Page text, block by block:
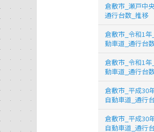
倉敷市_瀬戸中
通行台数_推移
倉敷市_令和1年
動車道_通行台
倉敷市_令和1年
動車道_通行台
倉敷市_平成30
自動車道_通行
倉敷市_平成30
自動車道_通行